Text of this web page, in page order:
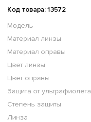
Код товара: 13572
Модель
Материал линзы
Материал оправы
Цвет линзы
Цвет оправы
Защита от ультрафиолета
Степень защиты
Линза